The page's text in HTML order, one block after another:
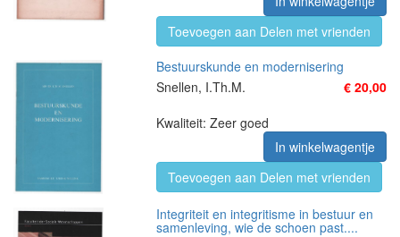
Toevoegen aan Delen met vrienden
Bestuurskunde en modernisering
Snellen, I.Th.M.
€ 20,00
Kwaliteit: Zeer goed
In winkelwagentje
Toevoegen aan Delen met vrienden
Integriteit en integritisme in bestuur en
samenleving, wie de schoen past....